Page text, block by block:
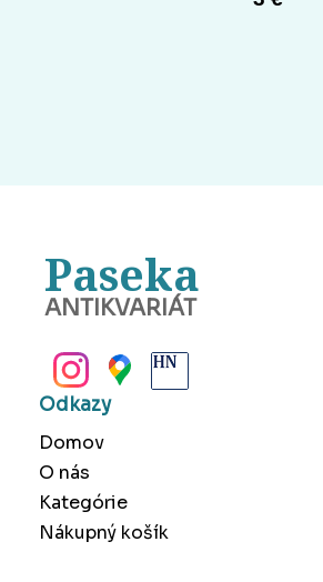
Paseka
ANTIKVARIÁT
Odkazy
Domov
O nás
Kategórie
Nákupný košík